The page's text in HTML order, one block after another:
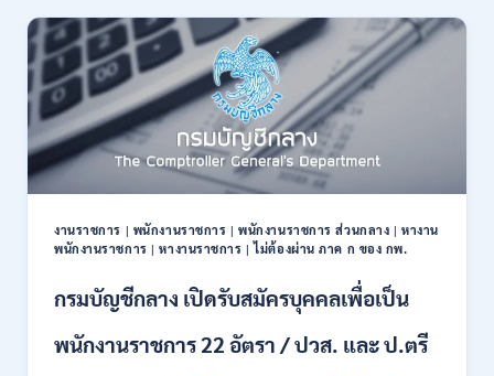
กรกฎาคม
–
10
สิงหาคม
2569
สมัคร
งาน
ไม่
ต้อง
ผ่าน
ภาค
ของ
กพ.
เงิน
เดือน
ค่า
ชีพ
งานราชการ | พนักงานราชการ |พนักงานราชการ ส่วนกลาง |หางาน
พนักงานราชการ |หางานราชการ |ไม่ต้องผ่าน ภาค ก ของ กพ.
กรมบัญชีกลาง เปิดรับสมัครบุคคลเพื่อเป็น
พนักงานราชการ 22 อัตรา / ปวส. และ ป.ตรี